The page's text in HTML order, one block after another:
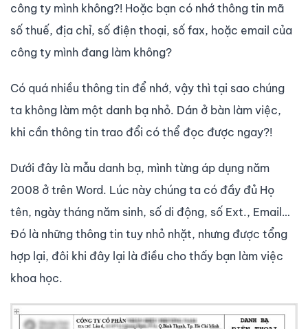
công ty mình không?! Hoặc bạn có nhớ thông tin mã
số thuế, địa chỉ, số điện thoại, số fax, hoặc email của
công ty mình đang làm không?
Có quá nhiều thông tin để nhớ, vậy thì tại sao chúng
ta không làm một danh bạ nhỏ. Dán ở bàn làm việc,
khi cần thông tin trao đổi có thể đọc được ngay?!
Dưới đây là mẫu danh bạ, mình từng áp dụng năm
2008 ở trên Word. Lúc này chúng ta có đầy đủ Họ
tên, ngày tháng năm sinh, số di động, số Ext., Email…
Đó là những thông tin tuy nhỏ nhặt, nhưng được tổng
hợp lại, đôi khi đây lại là điều cho thấy bạn làm việc
khoa học.